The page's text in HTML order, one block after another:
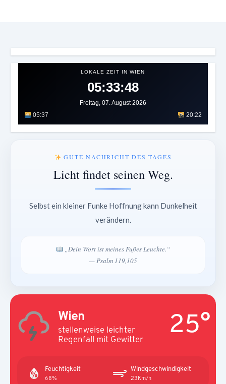
LOKALE ZEIT IN WIEN
05:33:52
Freitag, 07. August 2026
05:37
20:22
GUTE NACHRICHT DES TAGES
Licht findet seinen Weg.
Selbst ein kleiner Funke Hoffnung kann Dunkelheit
verändern.
„Dein Wort ist meines Fußes Leuchte.“
— Psalm 119,105
Wien
stellenweise leichter
Regenfall mit Gewitter
25°
Feuchtigkeit
68%
Windgeschwindigkeit
23Km/h